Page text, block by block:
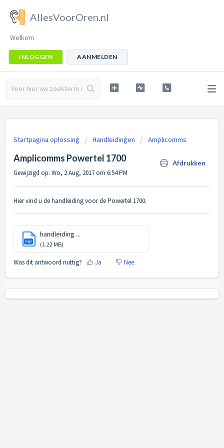
AllesVoorOren.nl
Welkom
INLOGGEN AANMELDEN
Startpagina oplossing Handleidingen Amplicomms
Amplicomms Powertel 1700 Afdrukken
Gewijzigd op: Wo, 2 Aug, 2017 om 6:54 PM
Hier vind u de handleiding voor de Powertel 1700.
PDF
handleiding ...
(1.22 MB)
Was dit antwoord nuttig? Ja Nee